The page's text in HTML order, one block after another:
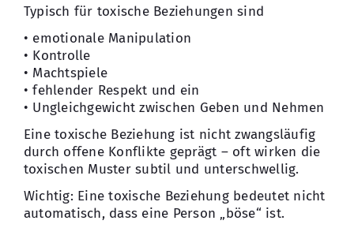
Typisch für toxische Beziehungen sind
• emotionale Manipulation
• Kontrolle
• Machtspiele
• fehlender Respekt und ein
• Ungleichgewicht zwischen Geben und Nehmen
Eine toxische Beziehung ist nicht zwangsläufig
durch offene Konflikte geprägt – oft wirken die
toxischen Muster subtil und unterschwellig.
Wichtig: Eine toxische Beziehung bedeutet nicht
automatisch, dass eine Person „böse“ ist.